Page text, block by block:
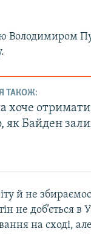
Володимиром
ТАКОЖ:
хоче
як Байден
й не
не доб’ється в
на сході,